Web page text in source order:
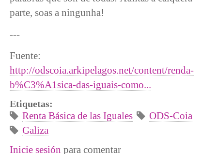
parte, soas a ningunha!
---
Fuente:
http://odscoia.arkipelagos.net/content/renda-
b%C3%A1sica-das-iguais-como...
Etiquetas:
Renta Básica de las Iguales
ODS-Coia
Galiza
Inicie sesión para comentar